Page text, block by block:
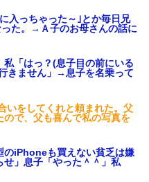
入っちゃった～｣とか毎日兄
た。→Ａ子のお母さんの話に
「はっ？(息子目の前にいる
きません」→息子を名乗って
いをしてくれと頼まれた。父
で、父も喜んで私の写真を
のiPhoneも買えない貧乏は嫌
せ」息子「やった＾＾」私